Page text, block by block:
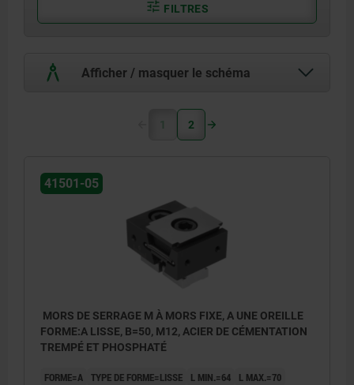
FILTRES
Afficher / masquer le schéma
1 2
41501-05
MORS DE SERRAGE M À MORS FIXE, A UNE OREILLE
FORME:A LISSE, B=50, M12, ACIER DE CÉMENTATION
TREMPÉ ET PHOSPHATÉ
FORME=A TYPE DE FORME=LISSE L MIN.=64
L MAX.=70